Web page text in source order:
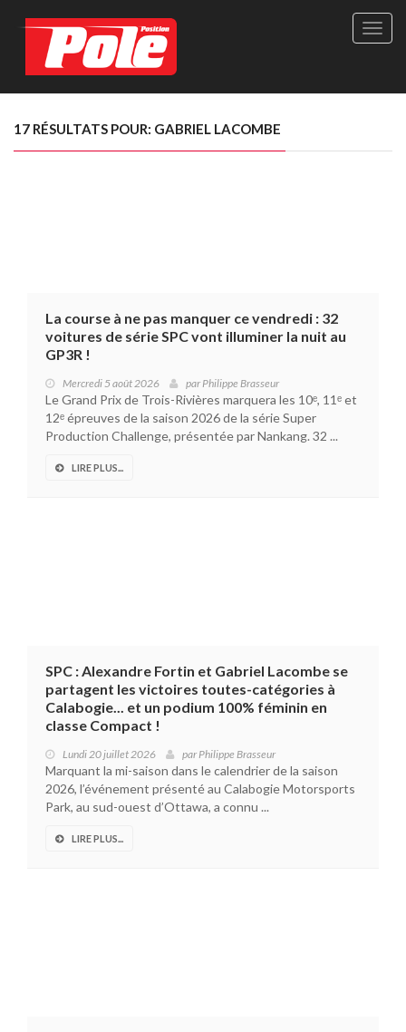
Site
Le
17 RÉSULTATS POUR: GABRIEL LACOMBE
La course à ne pas manquer ce vendredi : 32
voitures de série SPC vont illuminer la nuit au
GP3R !
Mercredi 5 août 2026 parPhilippe Brasseur
Le Grand Prix de Trois-Rivières marquera les 10ᵉ, 11ᵉ et
12ᵉ épreuves de la saison 2026 de la série Super
Production Challenge, présentée par Nankang. 32 ...
LIRE PLUS...
SPC : Alexandre Fortin et Gabriel Lacombe se
partagent les victoires toutes-catégories à
Calabogie... et un podium 100% féminin en
classe Compact !
Lundi 20 juillet 2026 parPhilippe Brasseur
Marquant la mi-saison dans le calendrier de la saison
2026, l’événement présenté au Calabogie Motorsports
Park, au sud-ouest d’Ottawa, a connu ...
LIRE PLUS...